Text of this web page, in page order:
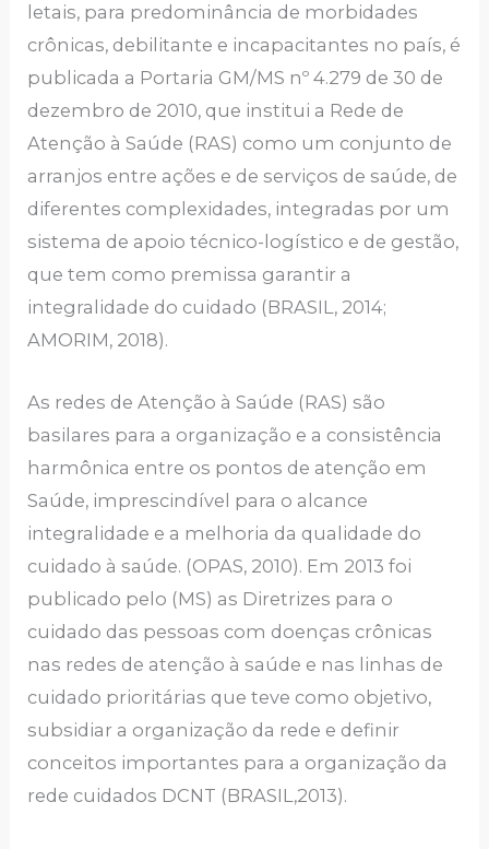
letais, para predominância de morbidades
crônicas, debilitante e incapacitantes no país, é
publicada a Portaria GM/MS nº 4.279 de 30 de
dezembro de 2010, que institui a Rede de
Atenção à Saúde (RAS) como um conjunto de
arranjos entre ações e de serviços de saúde, de
diferentes complexidades, integradas por um
sistema de apoio técnico-logístico e de gestão,
que tem como premissa garantir a
integralidade do cuidado (BRASIL, 2014;
AMORIM, 2018).
As redes de Atenção à Saúde (RAS) são
basilares para a organização e a consistência
harmônica entre os pontos de atenção em
Saúde, imprescindível para o alcance
integralidade e a melhoria da qualidade do
cuidado à saúde. (OPAS, 2010). Em 2013 foi
publicado pelo (MS) as Diretrizes para o
cuidado das pessoas com doenças crônicas
nas redes de atenção à saúde e nas linhas de
cuidado prioritárias que teve como objetivo,
subsidiar a organização da rede e definir
conceitos importantes para a organização da
rede cuidados DCNT (BRASIL,2013).